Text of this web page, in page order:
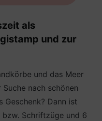
als
und zur
und das Meer
nach schönen
Geschenk? Dann ist
bzw. Schriftzüge und 6